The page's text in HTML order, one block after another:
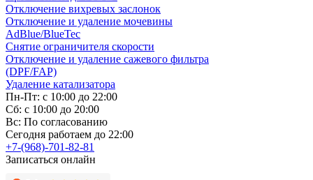
Отключение вихревых заслонок
Отключение и удаление мочевины
AdBlue/BlueTec
Снятие ограничителя скорости
Отключение и удаление сажевого фильтра
(DPF/FAP)
Удаление катализатора
Пн-Пт: с 10:00 до 22:00
Сб: с 10:00 до 20:00
Вс: По согласованию
Сегодня работаем до 22:00
+7-(968)-701-82-81
Записаться онлайн